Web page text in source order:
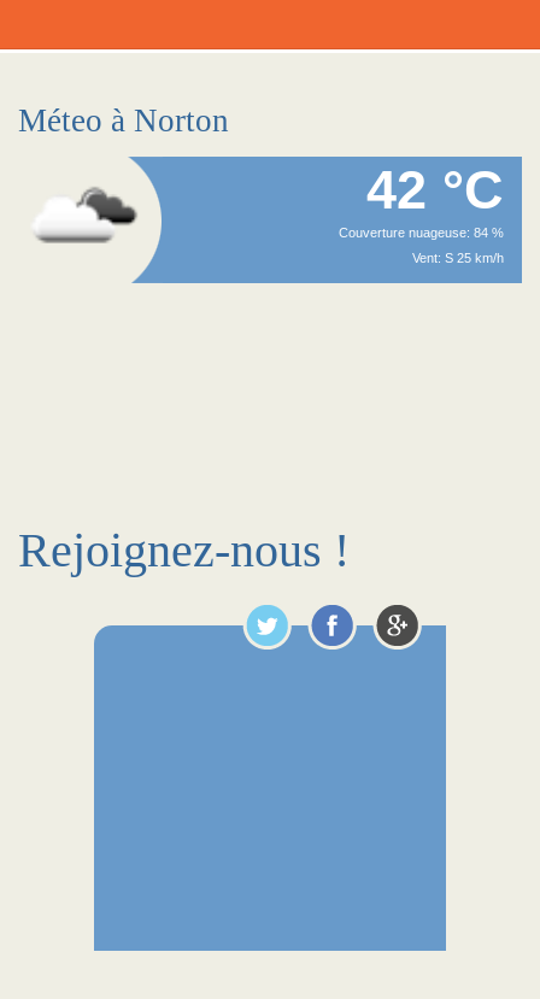
Méteo à Norton
42 °C
Couverture nuageuse: 84 %
Vent: S 25 km/h
Rejoignez-nous !